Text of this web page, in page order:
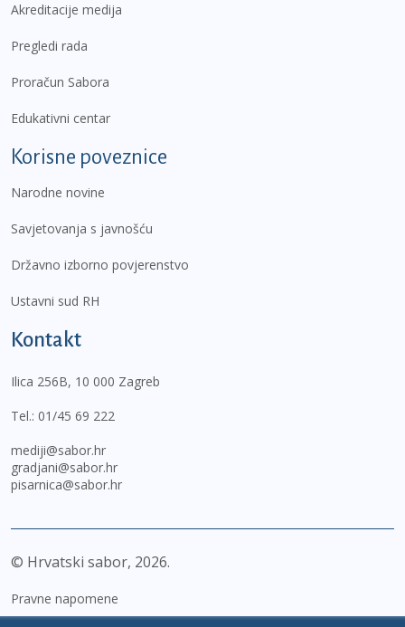
Akreditacije medija
Pregledi rada
Proračun Sabora
Edukativni centar
Korisne poveznice
Narodne novine
Savjetovanja s javnošću
Državno izborno povjerenstvo
Ustavni sud RH
Kontakt
Ilica 256B, 10 000 Zagreb
Tel.: 01/45 69 222
mediji@sabor.hr
gradjani@sabor.hr
pisarnica@sabor.hr
© Hrvatski sabor, 2026
Pravne napomene